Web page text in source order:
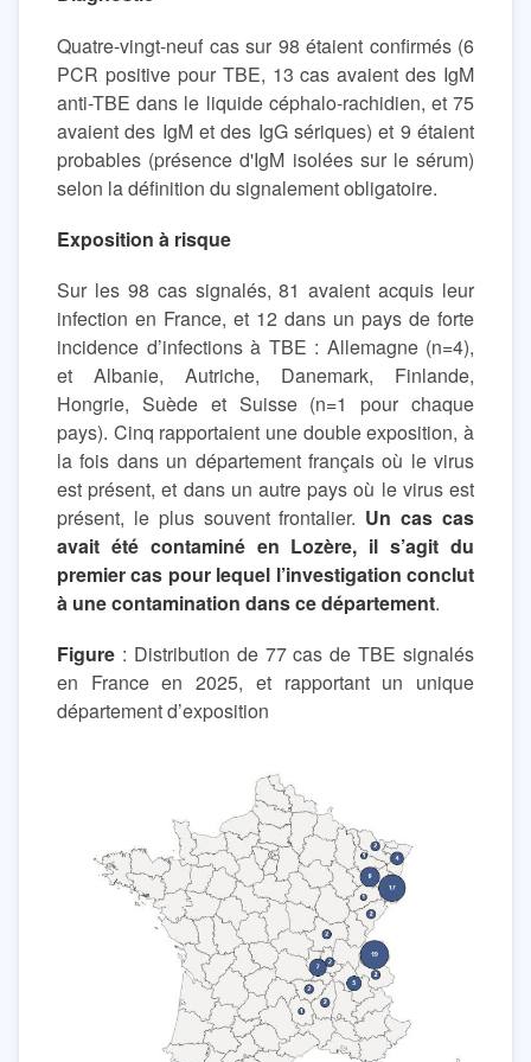
Quatre-vingt-neuf cas sur 98 étaient confirmés (6
PCR positive pour TBE, 13 cas avaient des IgM
anti-TBE dans le liquide céphalo-rachidien, et 75
avaient des IgM et des IgG sériques) et 9 étaient
probables (présence d'IgM isolées sur le sérum)
selon la définition du signalement obligatoire.
Exposition à risque
Sur les 98 cas signalés, 81 avaient acquis leur
infection en France, et 12 dans un pays de forte
incidence d’infections à TBE : Allemagne (n=4),
et Albanie, Autriche, Danemark, Finlande,
Hongrie, Suède et Suisse (n=1 pour chaque
pays). Cinq rapportaient une double exposition, à
la fois dans un département français où le virus
est présent, et dans un autre pays où le virus est
présent, le plus souvent frontalier. Un cas cas
avait été contaminé en Lozère, il s’agit du
premier cas pour lequel l’investigation conclut
à une contamination dans ce département.
Figure : Distribution de 77 cas de TBE signalés
en France en 2025, et rapportant un unique
département d’exposition